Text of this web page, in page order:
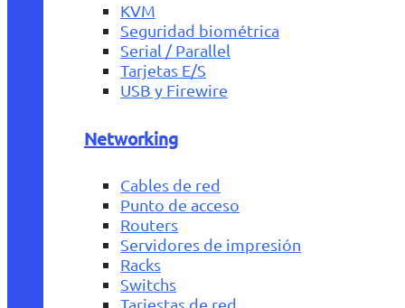
KVM
Seguridad biométrica
Serial / Parallel
Tarjetas E/S
USB y Firewire
Networking
Cables de red
Punto de acceso
Routers
Servidores de impresión
Racks
Switchs